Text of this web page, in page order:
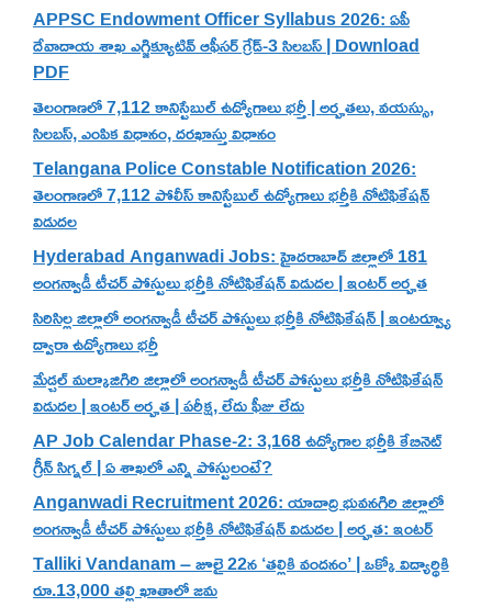
APPSC Endowment Officer Syllabus 2026: ఏపీ
దేవాదాయ శాఖ ఎగ్జిక్యూటివ్ ఆఫీసర్ గ్రేడ్-3 సిలబస్ | Download
PDF
తెలంగాణలో 7,112 కానిస్టేబుల్ ఉద్యోగాలు భర్తీ | అర్హతలు, వయస్సు,
సిలబస్, ఎంపిక విధానం, దరఖాస్తు విధానం
Telangana Police Constable Notification 2026:
తెలంగాణలో 7,112 పోలీస్ కానిస్టేబుల్ ఉద్యోగాలు భర్తీకి నోటిఫికేషన్
విడుదల
Hyderabad Anganwadi Jobs: హైదరాబాద్ జిల్లాలో 181
అంగన్వాడీ టీచర్ పోస్టులు భర్తీకి నోటిఫికేషన్ విడుదల | ఇంటర్ అర్హత
సిరిసిల్ల జిల్లాలో అంగన్వాడీ టీచర్ పోస్టులు భర్తీకి నోటిఫికేషన్ | ఇంటర్వ్యూ
ద్వారా ఉద్యోగాలు భర్తీ
మేడ్చల్ మల్కాజిగిరి జిల్లాలో అంగన్వాడీ టీచర్ పోస్టులు భర్తీకి నోటిఫికేషన్
విడుదల | ఇంటర్ అర్హత | పరీక్ష, లేదు ఫీజు లేదు
AP Job Calendar Phase-2: 3,168 ఉద్యోగాల భర్తీకి కేబినెట్
గ్రీన్ సిగ్నల్ | ఏ శాఖలో ఎన్ని పోస్టులంటే?
Anganwadi Recruitment 2026: యాదాద్రి భువనగిరి జిల్లాలో
అంగన్వాడీ టీచర్ పోస్టులు భర్తీకి నోటిఫికేషన్ విడుదల | అర్హత: ఇంటర్
Talliki Vandanam – జూలై 22న ‘తల్లికి వందనం’ | ఒక్కో విద్యార్థికి
రూ.13,000 తల్లి ఖాతాలో జమ